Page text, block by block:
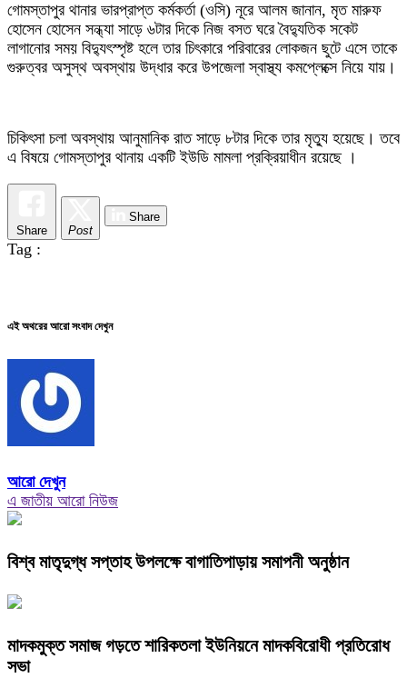
গোমস্তাপুর থানার ভারপ্রাপ্ত কর্মকর্তা (ওসি) নূরে আলম জানান, মৃত মারুফ
হোসেন হোসেন সন্ধ্যা সাড়ে ৬টার দিকে নিজ বসত ঘরে বৈদ্যুতিক সকেট
লাগানোর সময় বিদ্যুৎস্পৃষ্ট হলে তার চিৎকারে পরিবারের লোকজন ছুটে এসে তাকে
গুরুত্বর অসুস্থ অবস্থায় উদ্ধার করে উপজেলা স্বাস্থ্য কমপ্লেক্সে নিয়ে যায়।
চিকিৎসা চলা অবস্থায় আনুমানিক রাত সাড়ে ৮টার দিকে তার মৃত্যু হয়েছে। তবে
এ বিষয়ে গোমস্তাপুর থানায় একটি ইউডি মামলা প্রক্রিয়াধীন রয়েছে ।
Share Post
Share
Tag :
এই অথরের আরো সংবাদ দেখুন
আরো দেখুন
এ জাতীয় আরো নিউজ
বিশ্ব মাতৃদুগ্ধ সপ্তাহ উপলক্ষে বাগাতিপাড়ায় সমাপনী অনুষ্ঠান
মাদকমুক্ত সমাজ গড়তে শারিকতলা ইউনিয়নে মাদকবিরোধী প্রতিরোধ
সভা